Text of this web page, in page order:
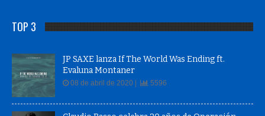
TOP 3
JP SAXE lanza If The World Was Ending ft.
Evaluna Montaner
08 de abril de 2020 | 5596